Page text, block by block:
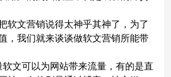
文营销说得太神乎其神了，为了
，我们就来谈谈做软文营销所能带
文可以为网站带来流量，有的是直